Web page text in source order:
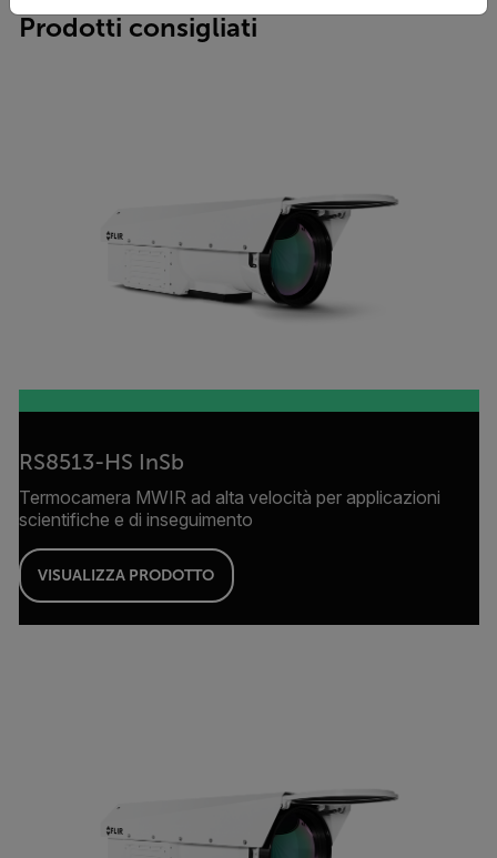
Prodotti consigliati
RS8513-HS InSb
Termocamera MWIR ad alta velocità per applicazioni
scientifiche e di inseguimento
VISUALIZZA PRODOTTO